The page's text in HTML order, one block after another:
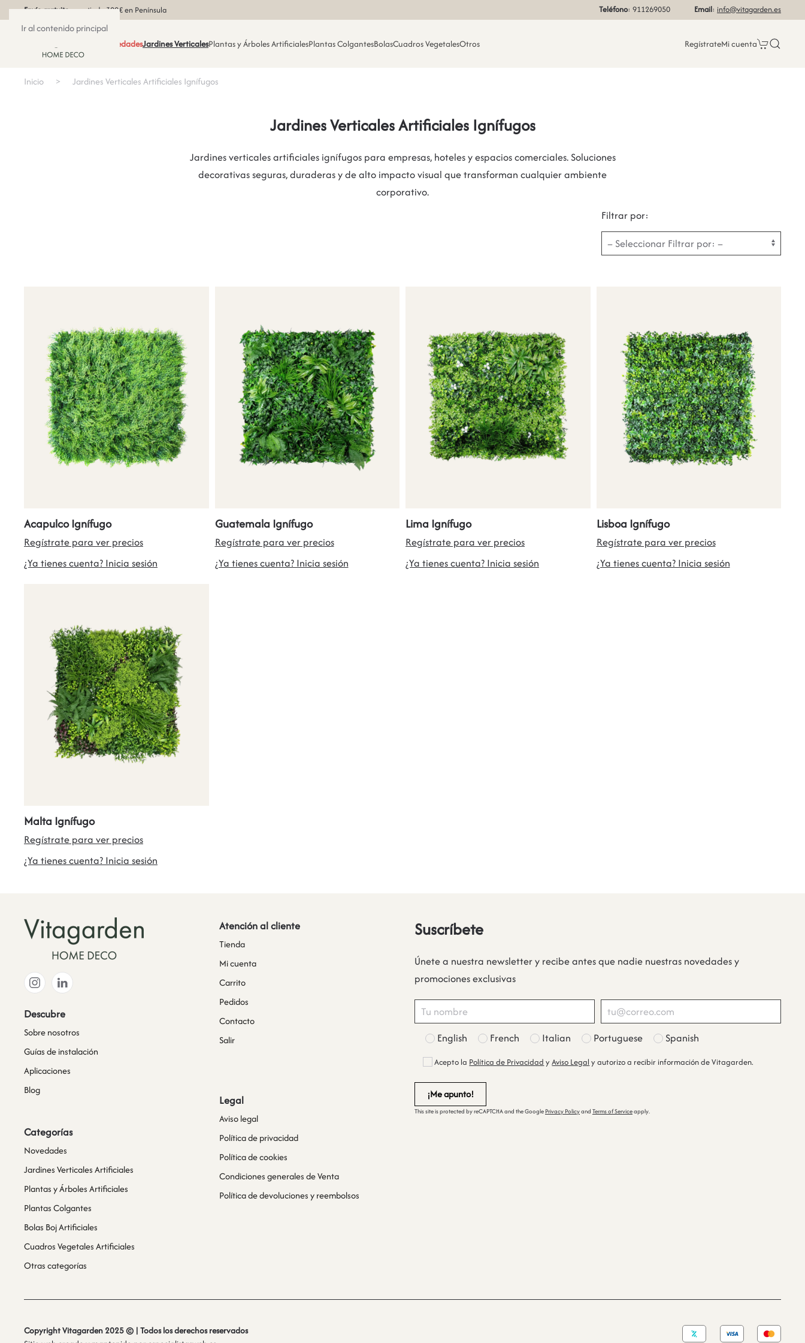
Ir al contenido principal
Envío gratuitoa partir de 300€ en Península Teléfono: 911269050 Email: info@vitagarden.es
NovedadesJardines VerticalesPlantas y Árboles ArtificialesPlantas ColgantesBolasCuadros VegetalesOtros RegístrateMi cuenta
Inicio Jardines Verticales Artificiales Ignífugos
Jardines Verticales Artificiales Ignífugos
Jardines verticales artificiales ignífugos para empresas, hoteles y espacios comerciales. Soluciones
decorativas seguras, duraderas y de alto impacto visual que transforman cualquier ambiente
corporativo.
Filtrar por:
Acapulco Ignífugo
Regístrate para ver precios
¿Ya tienes cuenta? Inicia sesión
Guatemala Ignífugo
Regístrate para ver precios
¿Ya tienes cuenta? Inicia sesión
Lima Ignífugo
Regístrate para ver precios
¿Ya tienes cuenta? Inicia sesión
Lisboa Ignífugo
Regístrate para ver precios
¿Ya tienes cuenta? Inicia sesión
Malta Ignífugo
Regístrate para ver precios
¿Ya tienes cuenta? Inicia sesión
Descubre
Sobre nosotros
Guías de instalación
Aplicaciones
Blog
Categorías
Novedades
Jardines Verticales Artificiales
Plantas y Árboles Artificiales
Plantas Colgantes
Bolas Boj Artificiales
Cuadros Vegetales Artificiales
Otras categorías
Atención al cliente
Tienda
Mi cuenta
Carrito
Pedidos
Contacto
Salir
Legal
Aviso legal
Política de privacidad
Política de cookies
Condiciones generales de Venta
Política de devoluciones y reembolsos
Suscríbete
Únete a nuestra newsletter y recibe antes que nadie nuestras novedades y
promociones exclusivas
English French Italian Portuguese Spanish
Acepto la Política de Privacidad yAviso Legal y autorizo a recibir información de Vitagarden.
This site is protected by reCAPTCHA and the Google Privacy Policyand Terms of Serviceapply.
Copyright Vitagarden 2025 © | Todos los derechos reservados